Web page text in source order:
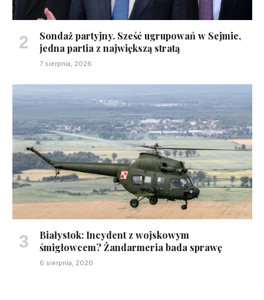
Sondaż partyjny. Sześć ugrupowań w Sejmie,
jedna partia z największą stratą
7 sierpnia, 2026
Białystok: Incydent z wojskowym
śmigłowcem? Żandarmeria bada sprawę
6 sierpnia, 2026